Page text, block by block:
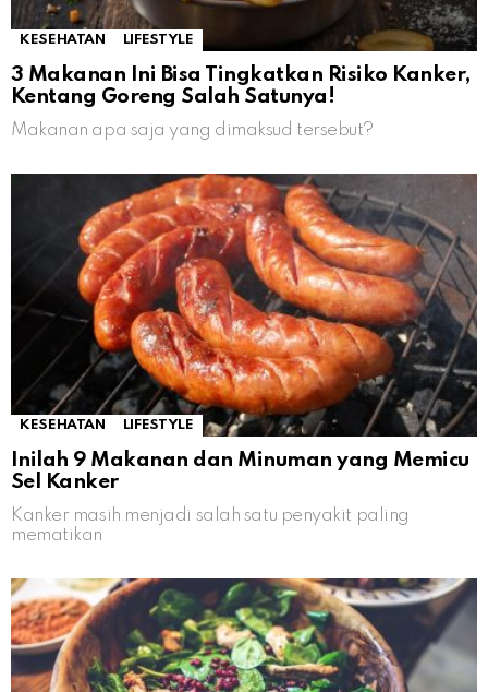
KESEHATAN LIFESTYLE
3 Makanan Ini Bisa Tingkatkan Risiko Kanker,
Kentang Goreng Salah Satunya!
Makanan apa saja yang dimaksud tersebut?
KESEHATAN LIFESTYLE
Inilah 9 Makanan dan Minuman yang Memicu
Sel Kanker
Kanker masih menjadi salah satu penyakit paling
mematikan